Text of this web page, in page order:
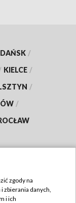
/
KIELCE /
/
/
zgody na
zbierania danych,
i ich